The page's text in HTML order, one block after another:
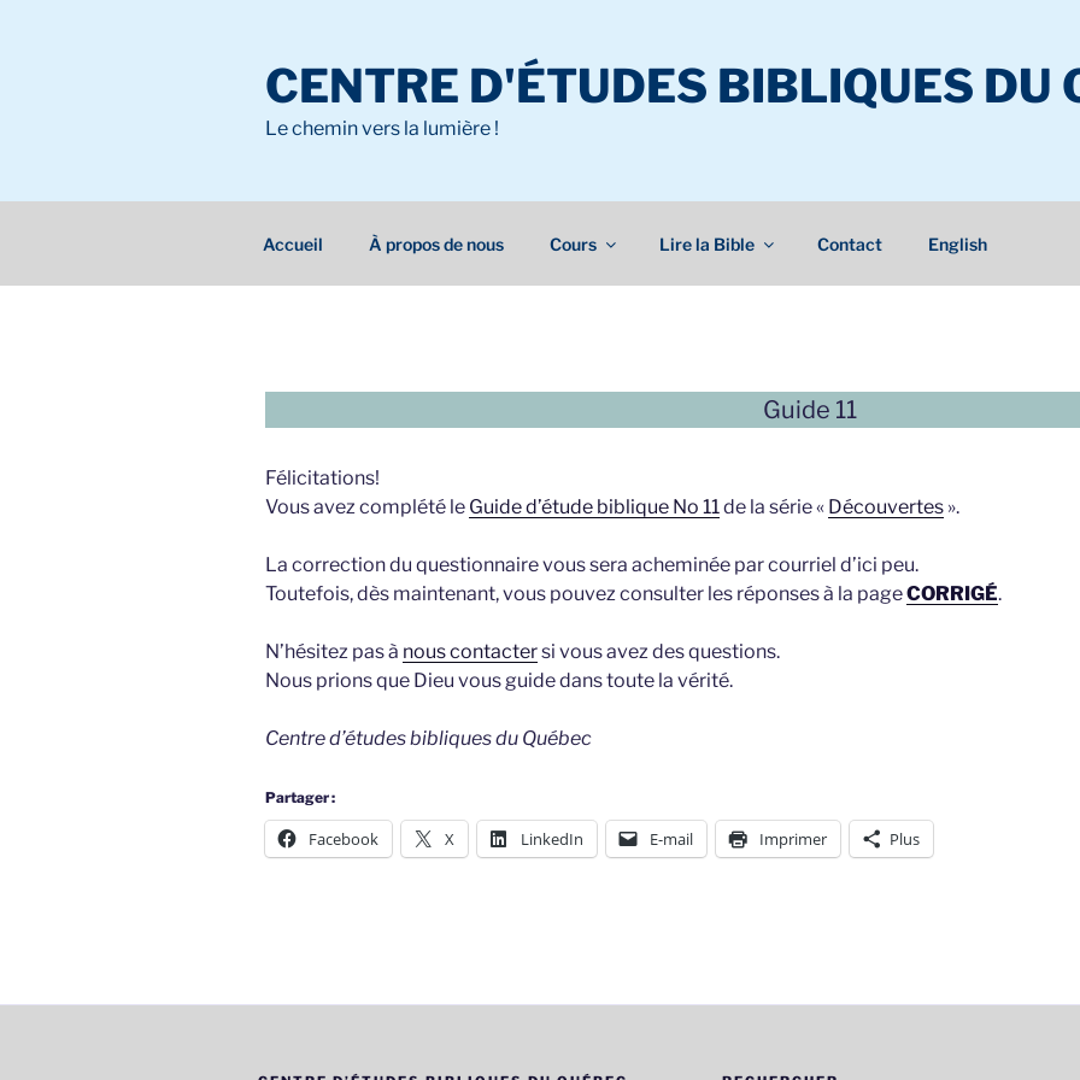
CENTRE D'ÉTUDES BIBLIQUES DU
Le chemin vers la lumière !
Accueil À propos de nous Cours Lire la Bible Contact English
Guide 11
Félicitations!
Vous avez complété le Guide d’étude biblique No 11de la série « Découvertes ».
La correction du questionnaire vous sera acheminée par courriel d’ici peu.
Toutefois, dès maintenant, vous pouvez consulter les réponses à la pageCORRIGÉ.
N’hésitez pas à nous contactersi vous avez des questions.
Nous prions que Dieu vous guide dans toute la vérité.
Centre d’études bibliques du Québec
Partager :
Facebook X LinkedIn E-mail Imprimer Plus